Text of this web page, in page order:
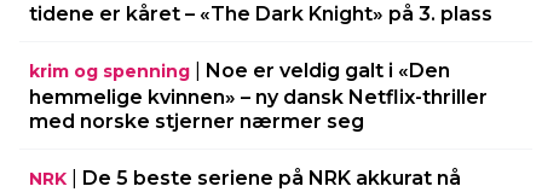
tidene er kåret – «The Dark Knight» på 3. plass
krim og spenning
Noe er veldig galt i «Den
hemmelige kvinnen» – ny dansk Netflix-thriller
med norske stjerner nærmer seg
NRK De 5 beste seriene på NRK akkurat nå